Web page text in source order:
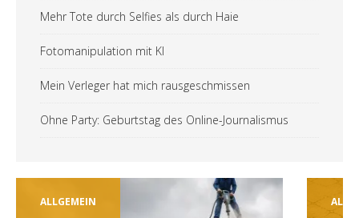
Mehr Tote durch Selfies als durch Haie
Fotomanipulation mit KI
Mein Verleger hat mich rausgeschmissen
Ohne Party: Geburtstag des Online-Journalismus
ALLGEMEIN